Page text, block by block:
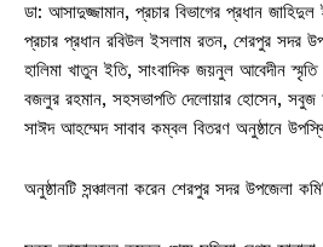
ডা: আসাদুজ্জামান, প্রচার বিভাগের প্রধান
প্রচার প্রধান রবিউল ইসলাম রতন, শেরপুর সদর
হালিমা খাতুন ইতি, সাংবাদিক জয়নুল আবেদীন
বজলুর রহমান, সহসভাপতি দেলোয়ার হোসেন, সবুজ
সাঈদ আহম্মেদ সাবাব কম্বল বিতরণ অনুষ্ঠানে
অনুষ্ঠানটি সন্ঞ্চালনা করেন শেরপুর সদর উপজেলা